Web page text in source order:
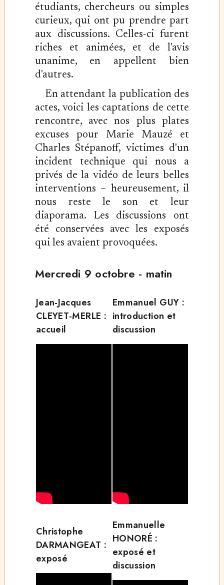
étudiants, chercheurs ou simples
curieux, qui ont pu prendre part
aux discussions. Celles-ci furent
riches et animées, et de l'avis
unanime, en appellent bien
d'autres.
En attendant la publication des
actes, voici les captations de cette
rencontre, avec nos plus plates
excuses pour Marie Mauzé et
Charles Stépanoff, victimes d'un
incident technique qui nous a
privés de la vidéo de leurs belles
interventions – heureusement, il
nous reste le son et leur
diaporama. Les discussions ont
été conservées avec les exposés
qui les avaient provoquées.
Mercredi 9 octobre - matin
Jean-Jacques
CLEYET-MERLE :
accueil
Emmanuel GUY :
introduction et
discussion
Christophe
DARMANGEAT :
exposé
Emmanuelle
HONORÉ :
exposé et
discussion